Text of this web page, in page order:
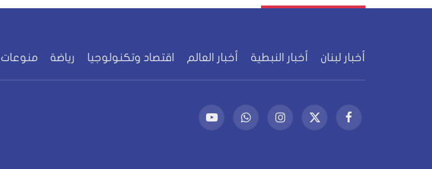
أخبار لبنان أخبار النبطية أخبار العالم اقتصاد وتكنولوجيا رياضة منوعات
فيسبوكX
الانستغرامواتساب يوتيوب